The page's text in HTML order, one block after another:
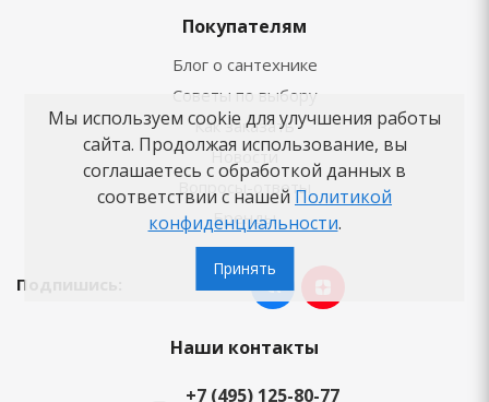
Покупателям
Блог о сантехнике
Советы по выбору
Как заказать
Новости
Вопросы-ответы
Бренды
Подпишись:
Наши контакты
+7 (495) 125-80-77
Мы используем cookie для улучшения работы
сайта. Продолжая использование, вы
соглашаетесь с обработкой данных в
соответствии с нашей Политикой
конфиденциальности.
Принять